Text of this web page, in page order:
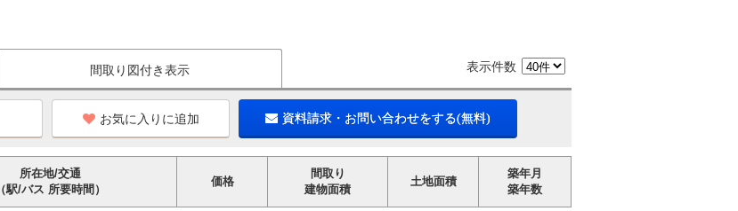
間取り図付き表示 表示件数
お気に入りに追加 資料請求・お問い合わせをする(無料)
所在地/交通
（駅/バス 所要時間）
価格
間取り
建物面積
土地面積
築年月
築年数